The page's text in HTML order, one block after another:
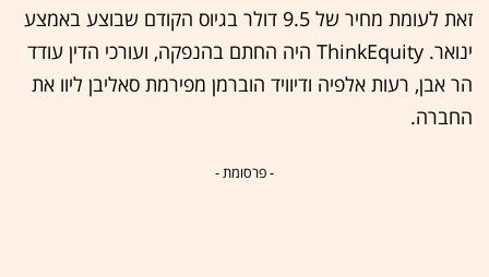
זאת לעומת מחיר של 9.5 דולר בגיוס הקודם שבוצע באמצע
ינואר. ThinkEquity היה החתם בהנפקה, ועורכי הדין עודד
הר אבן, רעות אלפיה ודיוויד הוברמן מפירמת סאליבן ליוו את
החברה.
- פרסומת -